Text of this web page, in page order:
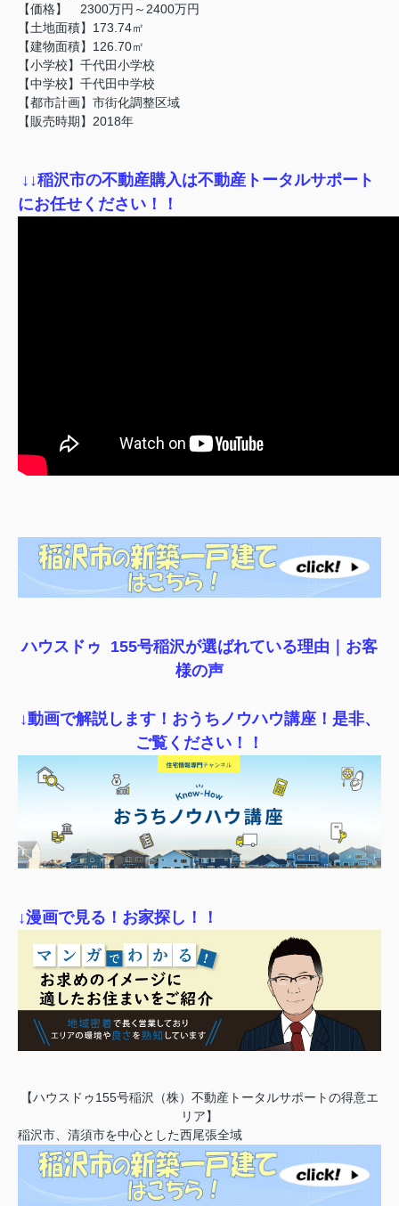
【価格】 2300万円～2400万円
【土地面積】173.74㎡
【建物面積】126.70㎡
【小学校】千代田小学校
【中学校】千代田中学校
【都市計画】市街化調整区域
【販売時期】2018年
↓ ↓稲沢市の不動産購入は不動産トータルサポート
にお任せください！！
ハウスドゥ 155号稲沢が選ばれている理由｜ お客
様の声
↓動画で解説します！おうちノウハウ講座！是非、
ご覧ください！！
↓漫画で見る！お家探し！！
【ハウスドゥ155号稲沢（株）不動産トータルサポートの得意エ
リア】
稲沢市、清須市を中心とした西尾張全域